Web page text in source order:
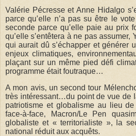
Valérie Pécresse et Anne Hidalgo
parce qu’elle n’a pas su être le
seconde parce qu’elle paie au prix
qu’elle s’entêtera à ne pas assumer,
qui aurait dû s’échapper et générer
enjeux climatiques,
plaçant sur un même pied défi
programme était foutraque…
A mon avis, un second tour
très intéressant…du point de vue de
patriotisme et globalisme au lieu
face-à-face, Macron/Le Pen
globaliste et « territorialiste », la
national réduit aux acquêts.